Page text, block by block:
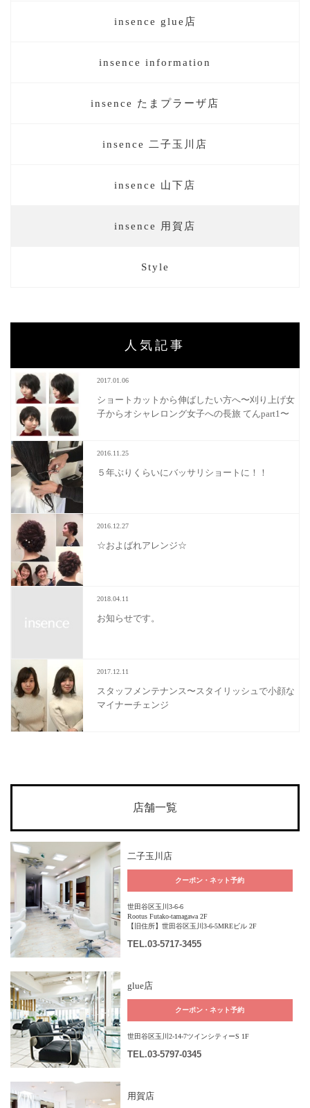
insence glue店
insence information
insence たまプラーザ店
insence 二子玉川店
insence 山下店
insence 用賀店
Style
人気記事
2017.01.06
ショートカットから伸ばしたい方へ〜刈り上げ女
子からオシャレロング女子への長旅 てんpart1〜
2016.11.25
５年ぶりくらいにバッサリショートに！！
2016.12.27
☆およばれアレンジ☆
2018.04.11
お知らせです。
2017.12.11
スタッフメンテナンス〜スタイリッシュで小顔な
マイナーチェンジ
店舗一覧
二子玉川店
クーポン・ネット予約
世田谷区玉川3-6-6
Rootus Futako-tamagawa 2F
【旧住所】世田谷区玉川3-6-5MREビル 2F
TEL.03-5717-3455
glue店
クーポン・ネット予約
世田谷区玉川2-14-7ツインシティーS 1F
TEL.03-5797-0345
用賀店